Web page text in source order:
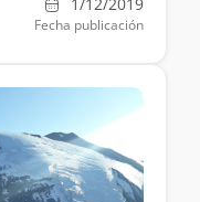
1/12/2019
Fecha publicación